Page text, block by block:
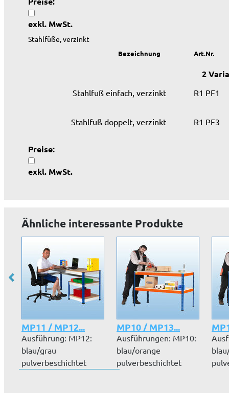
exkl. MwSt.
Stahlfüße, verzinkt
Bezeichnung Art.Nr.
2
Stahlfuß einfach, verzinkt R1 PF1
Stahlfuß doppelt, verzinkt R1 PF3
Preise:
exkl. MwSt.
Ähnliche interessante Produkte
MP11 / MP12...
Ausführung: MP12:
blau/grau
pulverbeschichtet
MP10 / MP13...
Ausführungen: MP10:
blau/orange
pulverbeschichtet